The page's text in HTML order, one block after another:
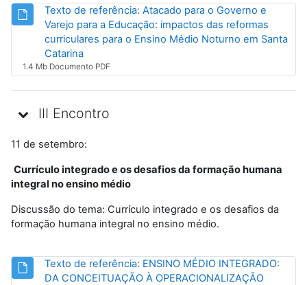
Texto de referência: Atacado para o Governo e
Varejo para a Educação: impactos das reformas
curriculares para o Ensino Médio Noturno em Santa
CatarinaArquivo
1.4 Mb Documento PDF
III Encontro
11 de setembro:
Currículo integrado e os desafios da formação humana
integral no ensino médio
Discussão do tema: Currículo integrado e os desafios da
formação humana integral no ensino médio.
Texto de referência: ENSINO MÉDIO INTEGRADO:
DA CONCEITUAÇÃO À OPERACIONALIZAÇÃOArquivo